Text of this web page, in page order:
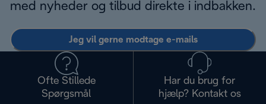
med nyheder og tilbud direkte i indbakken.
Jeg vil gerne modtage e-mails
Ofte Stillede
Spørgsmål
Har du brug for
hjælp? Kontakt os